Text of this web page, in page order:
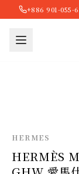
+886 901-055-
HERMES
HERMÈS